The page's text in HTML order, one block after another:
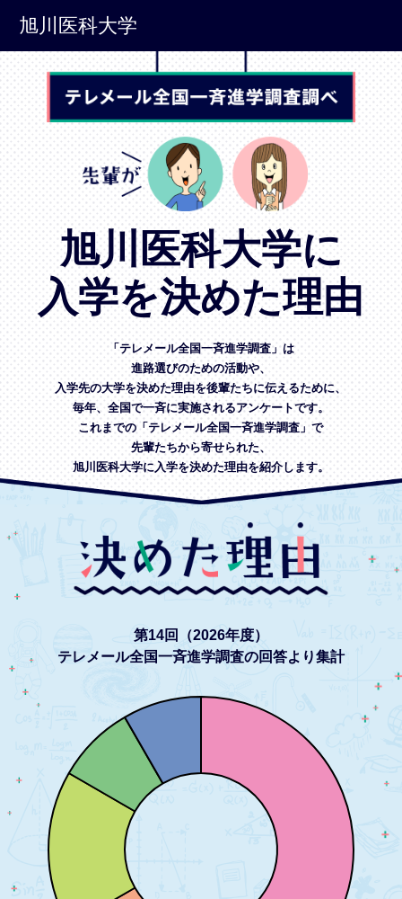
旭川医科大学
旭川医科大学に
入学を決めた理由
「テレメール全国一斉進学調査」は
進路選びのための活動や、
入学先の大学を決めた理由を後輩たちに伝えるために、
毎年、全国で一斉に実施されるアンケートです。
これまでの「テレメール全国一斉進学調査」で
先輩たちから寄せられた、
旭川医科大学に入学を決めた理由を紹介します。
第14回（2026年度）
テレメール全国一斉進学調査の回答より集計